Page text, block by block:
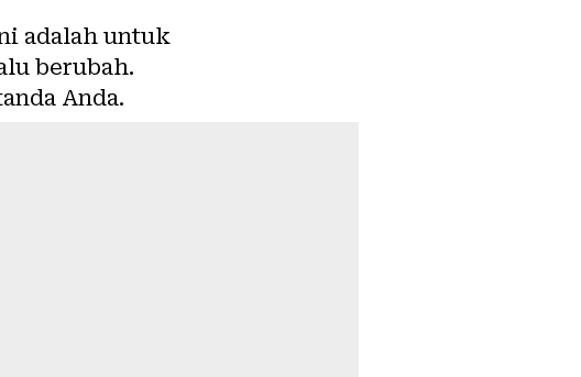
adalah untuk
berubah.
Anda.